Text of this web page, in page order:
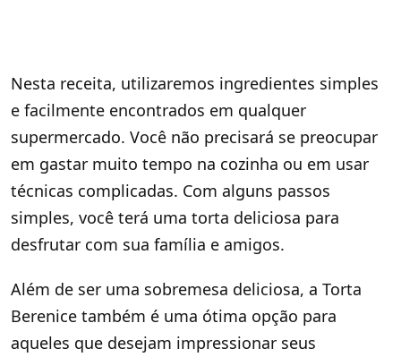
Nesta receita, utilizaremos ingredientes simples
e facilmente encontrados em qualquer
supermercado. Você não precisará se preocupar
em gastar muito tempo na cozinha ou em usar
técnicas complicadas. Com alguns passos
simples, você terá uma torta deliciosa para
desfrutar com sua família e amigos.
Além de ser uma sobremesa deliciosa, a Torta
Berenice também é uma ótima opção para
aqueles que desejam impressionar seus